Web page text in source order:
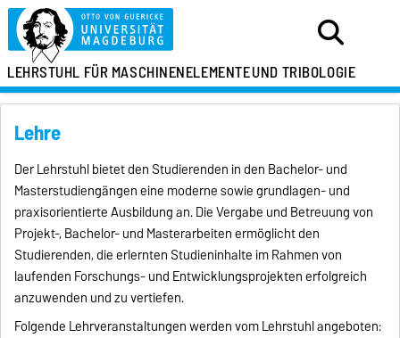
LEHRSTUHL FÜRMASCHINENELEMENTEUND TRIBOLOGIE
Lehre
Der Lehrstuhl bietet den Studierenden in den Bachelor- und
Masterstudiengängen eine moderne sowie grundlagen- und
praxisorientierte Ausbildung an. Die Vergabe und Betreuung von
Projekt-, Bachelor- und Masterarbeiten ermöglicht den
Studierenden, die erlernten Studieninhalte im Rahmen von
laufenden Forschungs- und Entwicklungsprojekten erfolgreich
anzuwenden und zu vertiefen.
Folgende Lehrveranstaltungen werden vom Lehrstuhl angeboten: